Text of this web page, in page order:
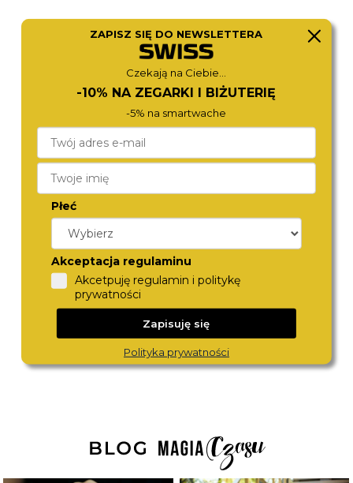
890,-
TOMMY HILFIGER
880,-
BERING
11435-132 14539-166
ZAPISZ SIĘ DO NEWSLETTERA
Czekają na Ciebie...
-10% NA ZEGARKI I BIŻUTERIĘ
-5% na smartwache
Płeć
Akceptacja regulaminu
Akcetpuję regulamin i politykę
prywatności
Zapisuję się
Polityka prywatności